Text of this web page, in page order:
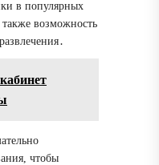
в популярных
возможность
чтобы